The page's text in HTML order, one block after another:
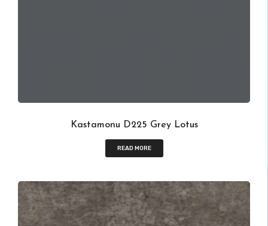
Kastamonu D225 Grey Lotus
READ MORE